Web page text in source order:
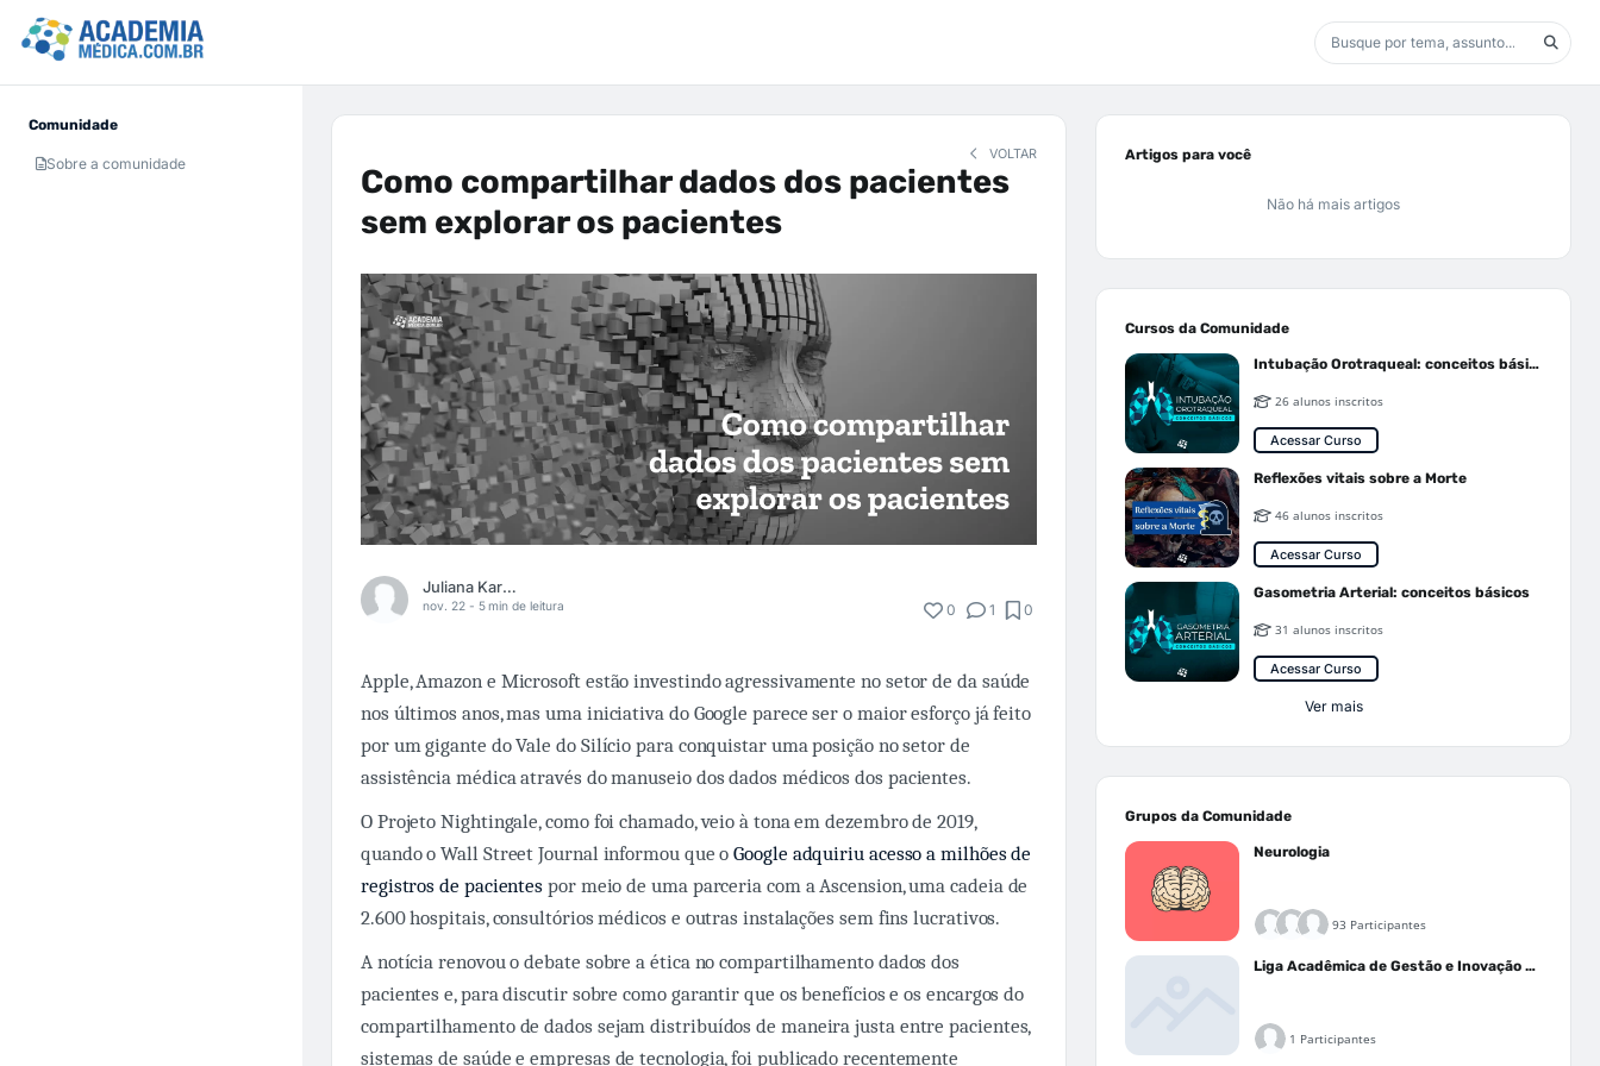
Comunidade
Sobre a comunidade
VOLTAR
Como compartilhar dados dos pacientes
sem explorar os pacientes
Juliana Karpinski
nov. 22 - 5 min de leitura 0 1 0
Apple, Amazon e Microsoft estão investindo agressivamente no setor de da saúde
nos últimos anos, mas uma iniciativa do Google parece ser o maior esforço já feito
por um gigante do Vale do Silício para conquistar uma posição no setor de
assistência médica através do manuseio dos dados médicos dos pacientes.
O Projeto Nightingale, como foi chamado, veio à tona em dezembro de 2019,
quando o Wall Street Journal informou que o Google adquiriu acesso a milhões de
registros de pacientes por meio de uma parceria com a Ascension, uma cadeia de
2.600 hospitais, consultórios médicos e outras instalações sem fins lucrativos.
A notícia renovou o debate sobre a ética no compartilhamento dados dos
pacientes e, para discutir sobre como garantir que os benefícios e os encargos do
compartilhamento de dados sejam distribuídos de maneira justa entre pacientes,
sistemas de saúde e empresas de tecnologia, foi publicado recentemente
Artigos para você
Não há mais artigos
Cursos da Comunidade
Intubação Orotraqueal: conceitos básicos
26 alunos inscritos
Acessar Curso
Reflexões vitais sobre a Morte
46 alunos inscritos
Acessar Curso
Gasometria Arterial: conceitos básicos
31 alunos inscritos
Acessar Curso
Ver mais
Grupos da Comunidade
Neurologia
93 Participantes
Liga Acadêmica de Gestão e Inovação Médica - LAGIM
1 Participantes